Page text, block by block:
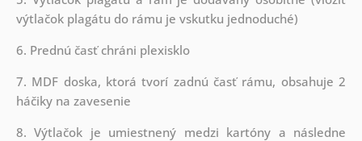
výtlačok plagátu do rámu je vskutku jednoduché)
6. Prednú časť chráni plexisklo
7. MDF doska, ktorá tvorí zadnú časť rámu, obsahuje 2
háčiky na zavesenie
8. Výtlačok je umiestnený medzi kartóny a následne